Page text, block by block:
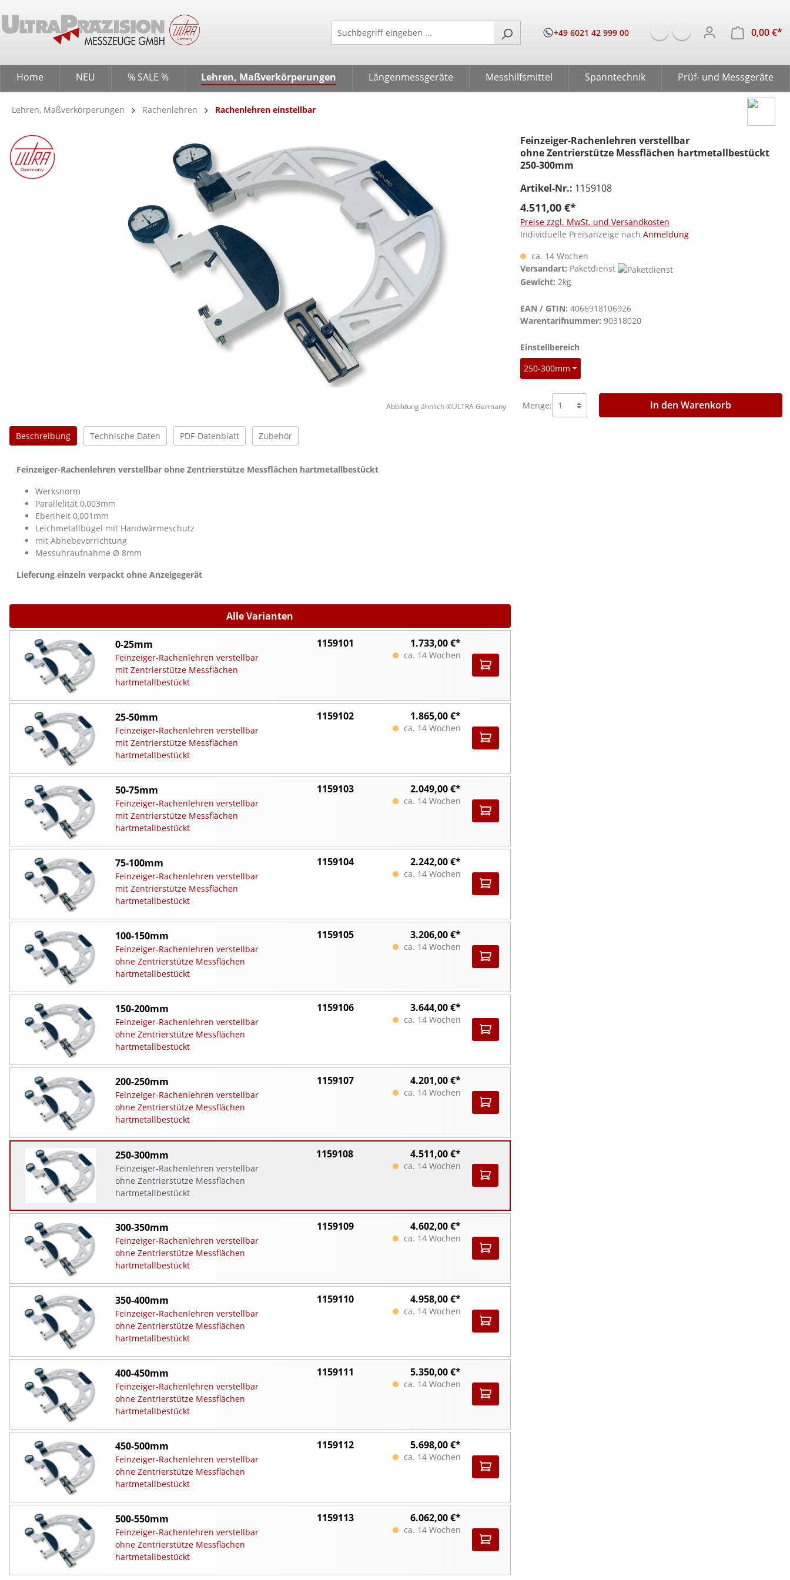
Zur Hauptnavigation springen
+49 6021 42 999 00
0,00 €*
Home NEU % SALE % Lehren, Maßverkörperungen Längenmessgeräte Messhilfsmittel Spanntechnik Prüf- und Messgeräte
Lehren, Maßverkörperungen Rachenlehren Rachenlehren einstellbar
Bildergalerie überspringen
Abbildung ähnlich ©ULTRA Germany
Beschreibung Technische Daten PDF-Datenblatt Zubehör
Feinzeiger-Rachenlehren verstellbar ohne Zentrierstütze Messflächen hartmetallbestückt
Werksnorm
Parallelität 0,003mm
Ebenheit 0,001mm
Leichmetallbügel mit Handwärmeschutz
mit Abhebevorrichtung
Messuhraufnahme Ø 8mm
Lieferung einzeln verpackt ohne Anzeigegerät
Feinzeiger-Rachenlehren verstellbar
ohne Zentrierstütze Messflächen hartmetallbestückt
250-300mm
Artikel-Nr.: 1159108
4.511,00 €*
Preise zzgl. MwSt. und Versandkosten
Individuelle Preisanzeige nach Anmeldung
ca. 14 Wochen
Versandart: Paketdienst
Gewicht: 2kg
EAN / GTIN: 4066918106926
Warentarifnummer: 90318020
Einstellbereichauswählen
250-300mm
Menge: In den Warenkorb
Alle Varianten
0-25mm
Feinzeiger-Rachenlehren verstellbar
mit Zentrierstütze Messflächen
hartmetallbestückt
1159101 1.733,00 €*
ca. 14 Wochen
25-50mm
Feinzeiger-Rachenlehren verstellbar
mit Zentrierstütze Messflächen
hartmetallbestückt
1159102 1.865,00 €*
ca. 14 Wochen
50-75mm
Feinzeiger-Rachenlehren verstellbar
mit Zentrierstütze Messflächen
hartmetallbestückt
1159103 2.049,00 €*
ca. 14 Wochen
75-100mm
Feinzeiger-Rachenlehren verstellbar
mit Zentrierstütze Messflächen
hartmetallbestückt
1159104 2.242,00 €*
ca. 14 Wochen
100-150mm
Feinzeiger-Rachenlehren verstellbar
ohne Zentrierstütze Messflächen
hartmetallbestückt
1159105 3.206,00 €*
ca. 14 Wochen
150-200mm
Feinzeiger-Rachenlehren verstellbar
ohne Zentrierstütze Messflächen
hartmetallbestückt
1159106 3.644,00 €*
ca. 14 Wochen
200-250mm
Feinzeiger-Rachenlehren verstellbar
ohne Zentrierstütze Messflächen
hartmetallbestückt
1159107 4.201,00 €*
ca. 14 Wochen
250-300mm
Feinzeiger-Rachenlehren verstellbar
ohne Zentrierstütze Messflächen
hartmetallbestückt
1159108 4.511,00 €*
ca. 14 Wochen
300-350mm
Feinzeiger-Rachenlehren verstellbar
ohne Zentrierstütze Messflächen
hartmetallbestückt
1159109 4.602,00 €*
ca. 14 Wochen
350-400mm
Feinzeiger-Rachenlehren verstellbar
ohne Zentrierstütze Messflächen
hartmetallbestückt
1159110 4.958,00 €*
ca. 14 Wochen
400-450mm
Feinzeiger-Rachenlehren verstellbar
ohne Zentrierstütze Messflächen
hartmetallbestückt
1159111 5.350,00 €*
ca. 14 Wochen
450-500mm
Feinzeiger-Rachenlehren verstellbar
ohne Zentrierstütze Messflächen
hartmetallbestückt
1159112 5.698,00 €*
ca. 14 Wochen
500-550mm
Feinzeiger-Rachenlehren verstellbar
ohne Zentrierstütze Messflächen
hartmetallbestückt
1159113 6.062,00 €*
ca. 14 Wochen